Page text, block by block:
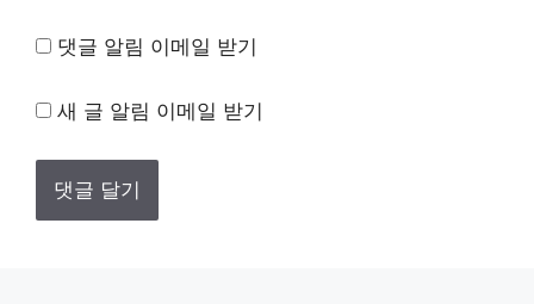
댓글 알림 이메일 받기
새 글 알림 이메일 받기